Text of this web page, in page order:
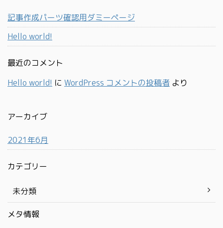
記事作成パーツ確認用ダミーページ
Hello world!
最近のコメント
Hello world! に WordPress コメントの投稿者 より
アーカイブ
2021年6月
カテゴリー
未分類
メタ情報